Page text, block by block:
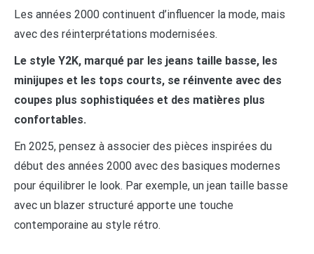
Les années 2000 continuent d’influencer la mode, mais
avec des réinterprétations modernisées.
Le style Y2K, marqué par les jeans taille basse, les
minijupes et les tops courts, se réinvente avec des
coupes plus sophistiquées et des matières plus
confortables.
En 2025, pensez à associer des pièces inspirées du
début des années 2000 avec des basiques modernes
pour équilibrer le look. Par exemple, un jean taille basse
avec un blazer structuré apporte une touche
contemporaine au style rétro.